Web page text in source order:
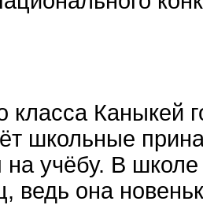
класса Каныкей
школьные
на учёбу. В
ведь она